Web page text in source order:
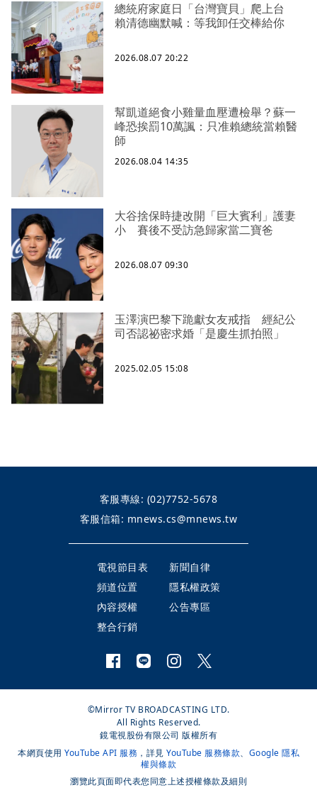
總統府家庭日「台灣寶貝」爬上台
賴清德幽默喊：等我卸任交棒給你
2026.08.07 20:22
幫凱道絕食小雞量血壓遭檢舉？蘇一
峰恐挨罰10萬諷：只准賴總統當賴醫
師
2026.08.04 14:35
大谷捨保時捷改開「巨大賓利」護妻
小 賽後不受訪急歸家當二寶爸
2026.08.07 09:30
玉澤演巴黎下跪獻女友戒指 經紀公
司否認祕密求婚「是慶生抓拍照」
2025.02.05 15:08
客服專線: (02)7752-5678
客服信箱: mnews.cs@mnews.tw
電視節目表
新聞自律
頻道位置
隱私權政策
內容授權
公告專區
整合行銷
©Mirror TV BROADCASTING LTD.
All Rights Reserved.
鏡電視股份有限公司 版權所有
本網頁使用 YouTube API 服務 ，詳見 YouTube 服務條款、 Google 隱私
權與條款
瀏覽此頁面即代表您同意上述授權條款及細則